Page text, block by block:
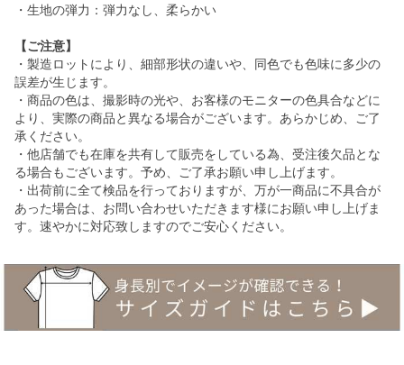
・生地の弾力：弾力なし、柔らかい
【ご注意】
・製造ロットにより、細部形状の違いや、同色でも色味に多少の
誤差が生じます。
・商品の色は、撮影時の光や、お客様のモニターの色具合などに
より、実際の商品と異なる場合がございます。あらかじめ、ご了
承ください。
・他店舗でも在庫を共有して販売をしている為、受注後欠品とな
る場合もございます。予め、ご了承お願い申し上げます。
・出荷前に全て検品を行っておりますが、万が一商品に不具合が
あった場合は、お問い合わせいただきます様にお願い申し上げま
す。速やかに対応致しますのでご安心ください。